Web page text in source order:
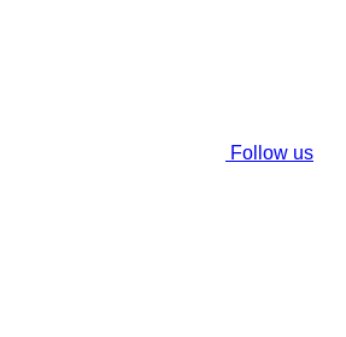
Follow us